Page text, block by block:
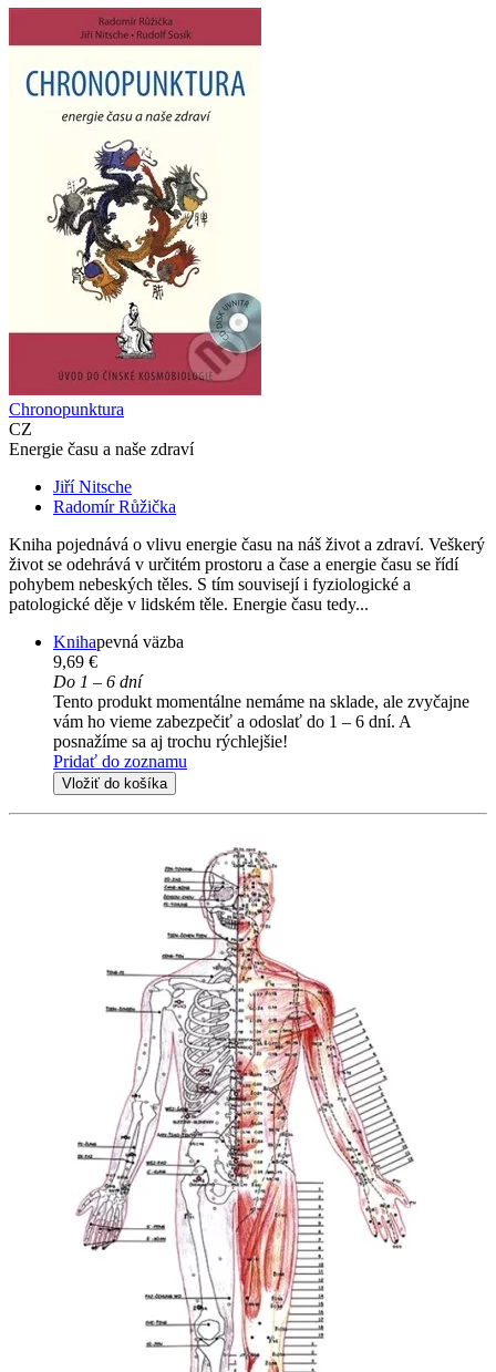
Chronopunktura
CZ
Energie času a naše zdraví
Jiří Nitsche
Radomír Růžička
Kniha pojednává o vlivu energie času na náš život a zdraví. Veškerý
život se odehrává v určitém prostoru a čase a energie času se řídí
pohybem nebeských těles. S tím souvisejí i fyziologické a
patologické děje v lidském těle. Energie času tedy...
Knihapevná väzba
9,69 €
Do 1 – 6 dní
Tento produkt momentálne nemáme na sklade, ale zvyčajne
vám ho vieme zabezpečiť a odoslať do 1 – 6 dní. A
posnažíme sa aj trochu rýchlejšie!
Pridať do zoznamu
Vložiť do košíka